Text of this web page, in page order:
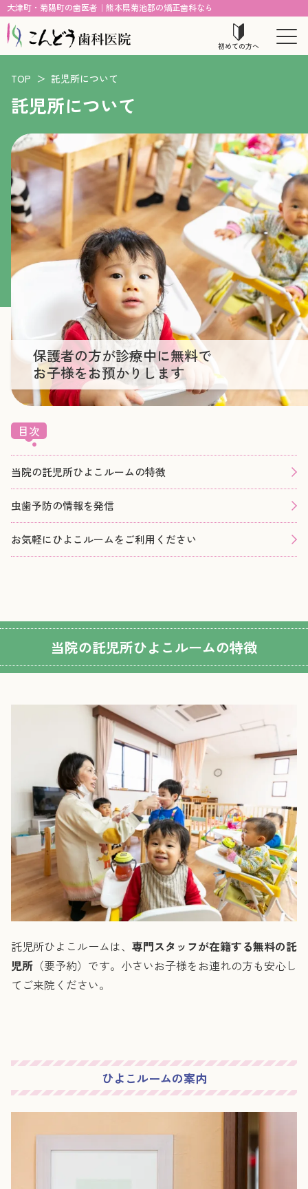
大津町・菊陽町の歯医者｜熊本県菊池郡の矯正歯科なら
初めての方へ
TOP ＞ 託児所について
託児所について
保護者の方が診療中に無料で
お子様をお預かりします
目次
当院の託児所ひよこルームの特徴
虫歯予防の情報を発信
お気軽にひよこルームをご利用ください
当院の託児所ひよこルームの特徴
託児所ひよこルームは、 専門スタッフが在籍する無料の託
児所 （要予約）です。小さいお子様をお連れの方も安心し
てご来院ください。
ひよこルームの案内